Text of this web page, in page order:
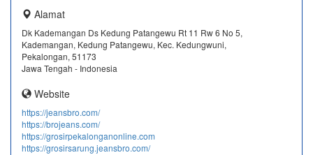
Alamat
Dk Kademangan Ds Kedung Patangewu Rt 11 Rw 6 No 5,
Kademangan, Kedung Patangewu, Kec. Kedungwuni,
Pekalongan, 51173
Jawa Tengah - Indonesia
Website
https://jeansbro.com/
https://brojeans.com/
https://grosirpekalonganonline.com
https://grosirsarung.jeansbro.com/